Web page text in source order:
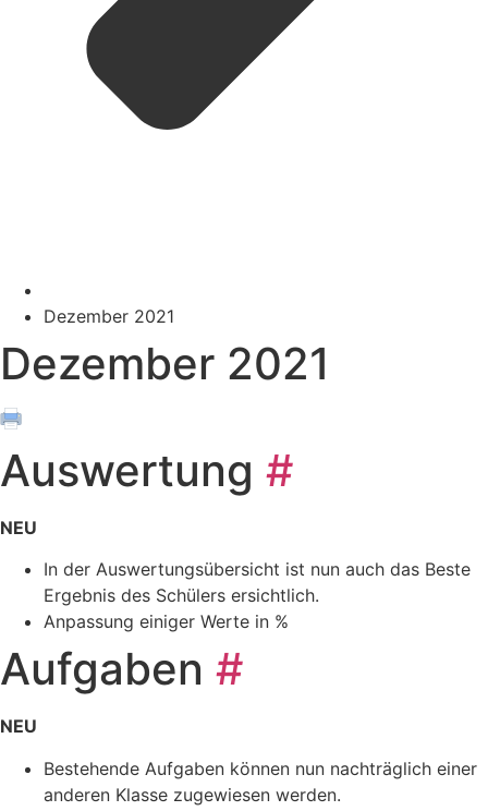
Dezember 2021
Dezember 2021
Auswertung #
NEU
In der Auswertungsübersicht ist nun auch das Beste
Ergebnis des Schülers ersichtlich.
Anpassung einiger Werte in %
Aufgaben #
NEU
Bestehende Aufgaben können nun nachträglich einer
anderen Klasse zugewiesen werden.